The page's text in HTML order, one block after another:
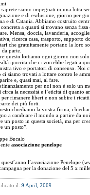
saprete siamo impegnati in una lotta
e di esclusione, giorno per
e di Catania. Abbiamo costruito
concreta a quanti si trovano senza
Mensa, doccia, lavanderia,
ricerca casa, trasporto, supporto
che gratuitamente portano la loro
da parte.
questo lottiamo ogni giorno non
ipocrita che ci vorrebbe legati a
tivo e portatori di consenso. Noi
ci siamo trovati a lottare contro le
e, quasi mai, al fare.
per noi non è solo un
circa la necessità e l’eticità di quanto
per rimanere liberi e non subire i
dei più forti.
chiediamo la vostra firma,
a cambiare il mondo a partire da
un posto in questa società, ma per
un posto”.
Bucalo
associazione penelope
quest’anno l’associazione Penelope
per la donazione del 5 x mille.
il: 9 April, 2009